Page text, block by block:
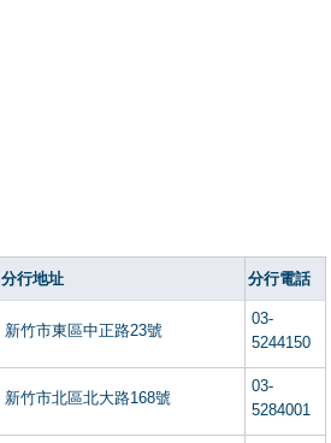
分行地址 分行電話
新竹市東區中正路23號
03-
5244150
新竹市北區北大路168號
03-
5284001